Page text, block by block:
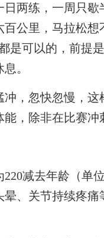
练，一周只歇
公里，马拉松想
是可以的，前提
。
忽快忽慢，这
，除非在比赛冲
减去年龄（单
、关节持续疼